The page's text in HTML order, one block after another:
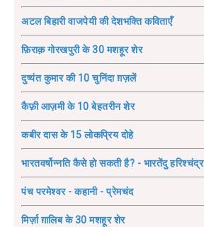
अटल बिहारी वाजपेयी की देशभक्ति कविताएँ
फ़िराक़ गोरखपुरी के 30 मशहूर शेर
दुष्यंत कुमार की 10 चुनिंदा ग़ज़लें
कैफ़ी आज़मी के 10 बेहतरीन शेर
कबीर दास के 15 लोकप्रिय दोहे
भारतवर्षोन्नति कैसे हो सकती है? - भारतेंदु हरिश्चंद्र
पंच परमेश्वर - कहानी - प्रेमचंद
मिर्ज़ा ग़ालिब के 30 मशहूर शेर